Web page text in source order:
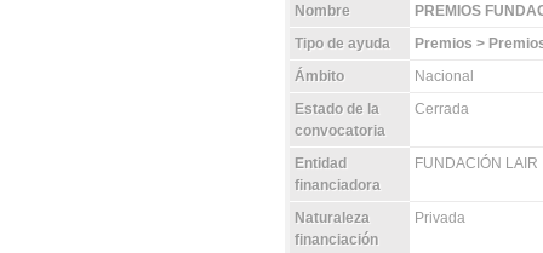
Nombre
PREMIOS
Tipo de ayuda
Premios >
Ámbito
Nacional
Estado de la
convocatoria
Cerrada
Entidad
financiadora
FUNDACIÓN LAIR
Naturaleza
financiación
Privada